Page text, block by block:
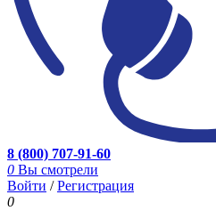
8 (800) 707-91-60
0 Вы смотрели
Войти /Регистрация
0